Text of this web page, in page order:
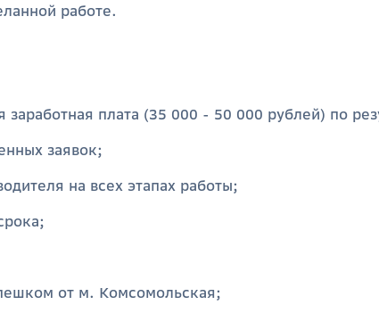
работе.
плата (35 000 - 50 000 рублей) по
заявок;
на всех этапах работы;
от м. Комсомольская;